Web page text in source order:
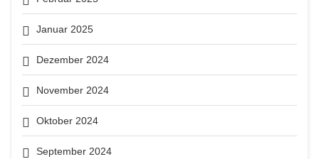
Januar 2025
Dezember 2024
November 2024
Oktober 2024
September 2024